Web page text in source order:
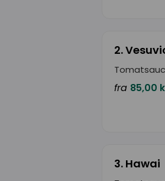
2.
fra 85,00
3. Hawai